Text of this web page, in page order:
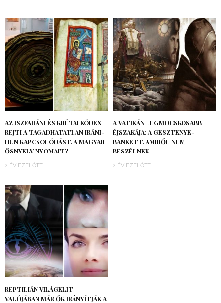
AZ ISZFAHÁNI ÉS KRÉTAI KÓDEX
REJTI A TAGADHATATLAN IRÁNI-
HUN KAPCSOLÓDÁST, A MAGYAR
ŐSNYELV NYOMAIT?
2 ÉV EZELŐTT
A VATIKÁN LEGMOCSKOSABB
ÉJSZAKÁJA: A GESZTENYE-
BANKETT, AMIRŐL NEM
BESZÉLNEK
2 ÉV EZELŐTT
REPTILIÁN VILÁGELIT:
VALÓJÁBAN MÁR ŐK IRÁNYÍTJÁK A